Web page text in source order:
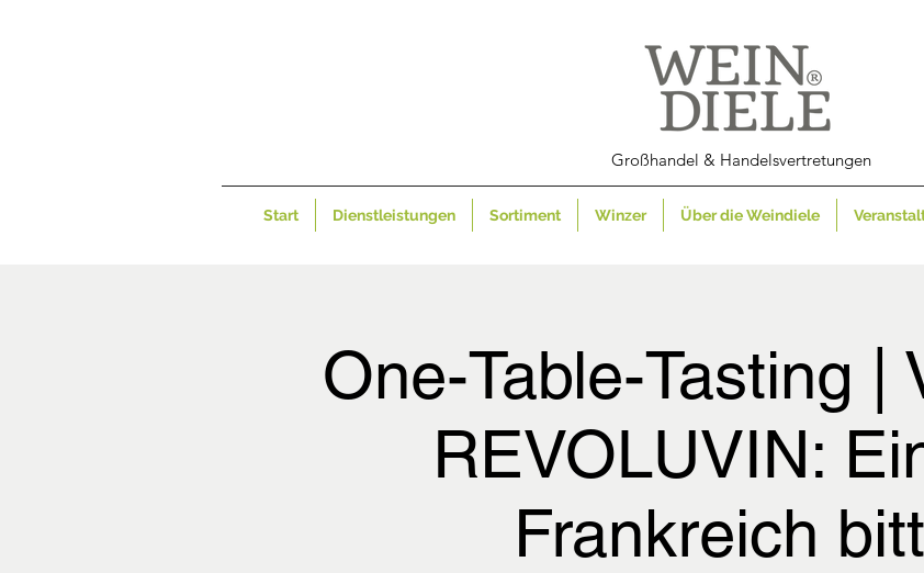
Großhandel & Handelsvertretungen
Start Dienstleistungen Sortiment Winzer Über die Weindiele
One-Table-Tasting |
REVOLUVIN:
Frankreich